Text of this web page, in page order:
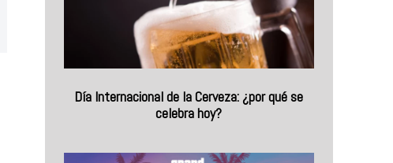
Día Internacional de la Cerveza: ¿por qué se
celebra hoy?